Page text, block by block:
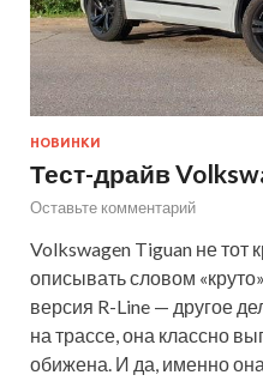
НОВИНКИ
Тест-драйв
Оставьте комментарий
Volkswagen Tiguan не тот
описывать словом
версия R-Line — другое
на трассе, она классно
обижена. И да, именно